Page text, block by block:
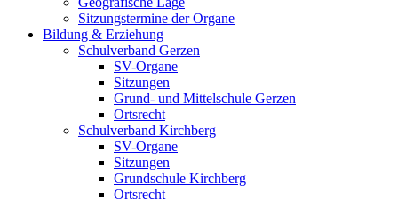
Sitzungstermine der Organe
Bildung & Erziehung
Schulverband Gerzen
SV-Organe
Sitzungen
Grund- und Mittelschule Gerzen
Ortsrecht
Schulverband Kirchberg
SV-Organe
Sitzungen
Grundschule Kirchberg
Ortsrecht